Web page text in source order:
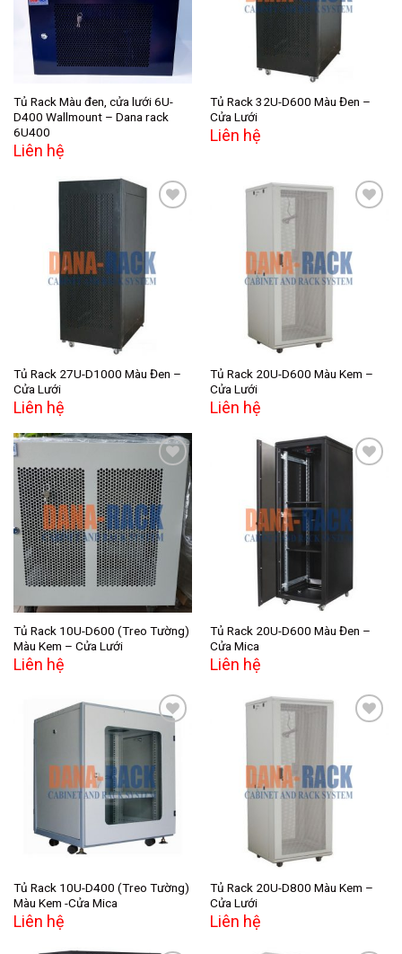
Tủ Rack Màu đen, cửa lưới 6U-
D400 Wallmount – Dana rack
6U400
Liên hệ
Tủ Rack 32U-D600 Màu Đen –
Cửa Lưới
Liên hệ
Add to
wishlist
Tủ Rack 27U-D1000 Màu Đen –
Cửa Lưới
Liên hệ
Add to
wishlist
Tủ Rack 20U-D600 Màu Kem –
Cửa Lưới
Liên hệ
Add to
wishlist
Tủ Rack 10U-D600 (Treo Tường)
Màu Kem – Cửa Lưới
Liên hệ
Add to
wishlist
Tủ Rack 20U-D600 Màu Đen –
Cửa Mica
Liên hệ
Add to
wishlist
Tủ Rack 10U-D400 (Treo Tường)
Màu Kem -Cửa Mica
Liên hệ
Add to
wishlist
Tủ Rack 20U-D800 Màu Kem –
Cửa Lưới
Liên hệ